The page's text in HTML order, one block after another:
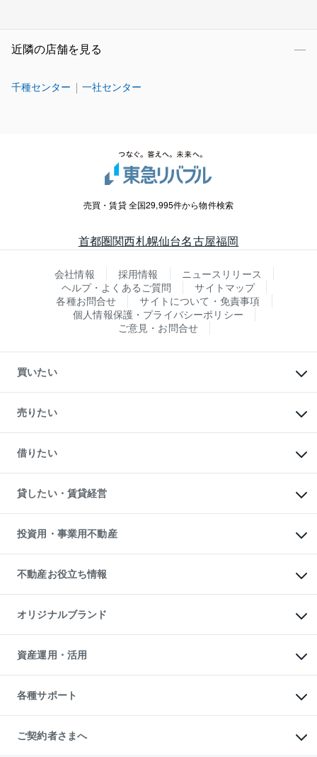
近隣の店舗を見る
千種センター 一社センター
売買・賃貸 全国29,995件から物件検索
首都圏関西札幌仙台名古屋福岡
会社情報 採用情報
ニュースリリース
ヘルプ・よくあるご質問
サイトマップ
各種お問合せ
サイトについて・免責事項
個人情報保護・プライバシーポリシー
ご意見・お問合せ
買いたい
新築・分譲マンションの購入
中古マンションの購入
一戸建ての購入
中古一戸建ての購入
不動産購入の流れ
注目キーワード物件特集
購入ガイド
English 繁体中文簡体中文
売りたい
一戸建ての売却・査定
土地の売却・査定
スピードAI査定
不動産査定について
不動産売却の流れ
不動産買換えの流れ
売却ガイド
借りたい
オフィス・店舗の賃貸
借りるときの流れ
借りるガイド
貸したい・賃貸経営
マンション賃料データ
賃貸管理プラン
リロケーションについて
貸すガイド
投資用・事業用不動産
事業用不動産
マンション投資
投資用マンション
アパート経営
収益物件
ビル購入（ビル一棟）
投資用不動産の売却査定
事業用不動産の売却査定
不動産お役立ち情報
マンションライブラリー
人気マンションランキング
暮らしに役立つ不動産メディア
不動産相場・不動産価格情報
不動産コラム・ニュース
不動産用語集
不動産なんでもネット相談室
住まいの税金
オリジナルブランド
一棟リノベーションマンション
L`GENTE（ルジェンテ）
区分リノベーションマンション
投資用一棟レジデンスWELL
不動産小口投資
LEGACIA（レガシア）
資産運用・活用
不動産M&A
アセットマネジメント・出資
各種サポート
相続サポート
リフォームサポート
ご契約者さまへ